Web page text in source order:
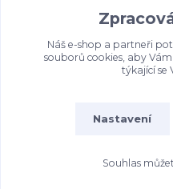
Náš e-shop a partneři
souborů cookies, aby
týkající se
Nastavení
Souhlas